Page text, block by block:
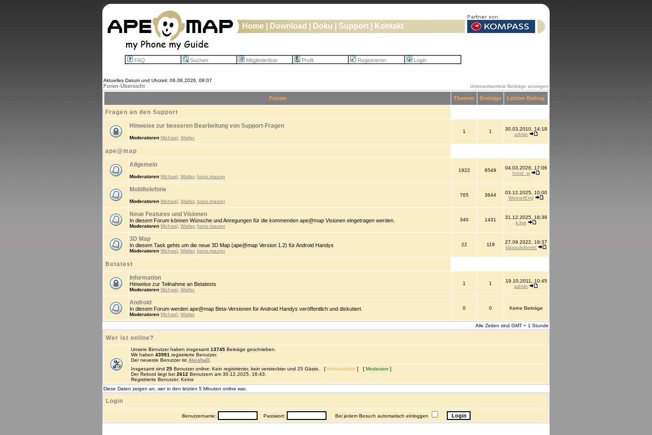
Home Download Doku Support Kontakt
FAQ Suchen Mitgliederliste Profil Registrieren Login
Aktuelles Datum und Uhrzeit: 06.08.2026, 08:07
Foren-Übersicht Unbeantwortete Beiträge anzeigen
Forum Themen Beiträge Letzter Beitrag
Fragen an den Support
Hinweise zur besseren Bearbeitung von Support-Fragen
Moderatoren Michael Walter
1 1
30.03.2010, 14:18
admin
ape@map
Allgemein
Moderatoren Michael Walter, hans.maurer
1922 8549
04.03.2026, 17:06
horst_w
Mobiltelefone
Moderatoren Michael Walter, hans.maurer
765 3644
03.12.2025, 10:00
WernerEng
Neue Features und Visionen
In diesem Forum können Wünsche und Anregungen für die kommenden ape@map Visionen eingetragen werden.
Moderatoren Michael Walter, hans.maurer
340 1431
31.12.2025, 16:39
k.loe
3D Map
In diesem Task gehts um die neue 3D Map (ape@map Version 1.2) für Android Handys
Moderatoren Michael Walter, hans.maurer
22 119
27.09.2022, 19:37
slavaukdemnt
Betatest
Information
Hinweise zur Teilnahme an Betatests
Moderatoren Michael Walter
1 1
19.10.2011, 10:45
admin
Android
In diesem Forum werden ape@map Beta-Versionen für Android Handys veröffentlich und diskutiert.
Moderatoren Michael Walter
0 0 Keine Beiträge
Alle Zeiten sind GMT + 1 Stunde
Wer ist online?
Unsere Benutzer haben insgesamt 13745 Beiträge geschrieben.
Wir haben 43991 registrierte Benutzer.
Der neueste Benutzer ist AleishaD
Insgesamt sind 25 Benutzer online: Kein registrierter, kein versteckter und 25 Gäste. [Administrator ] [ Moderator]
Der Rekord liegt bei 2612 Benutzern am 30.12.2025, 16:43.
Registrierte Benutzer: Keine
Diese Daten zeigen an, wer in den letzten 5 Minuten online war.
Login
Benutzername: Passwort: Bei jedem Besuch automatisch einloggen